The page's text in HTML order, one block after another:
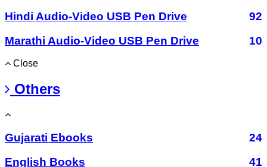
Hindi Audio-Video USB Pen Drive
92
Marathi Audio-Video USB Pen Drive
10
Close
Others
Gujarati Ebooks
24
English Books
41